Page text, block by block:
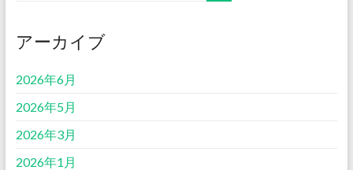
アーカイブ
2026年6月
2026年5月
2026年3月
2026年1月